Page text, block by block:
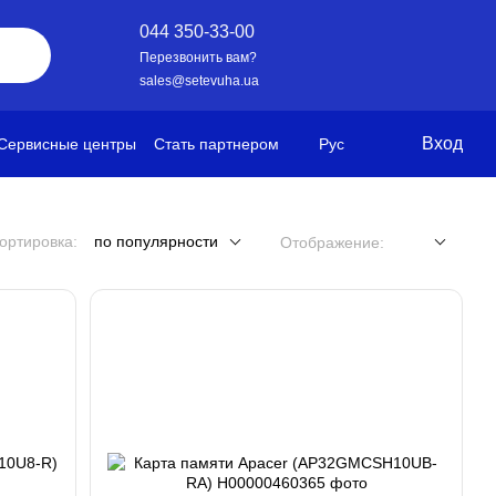
044 350-33-00
Перезвонить вам?
sales@setevuha.ua
центры Стать партнером Рус Вход
по популярности Отображение: